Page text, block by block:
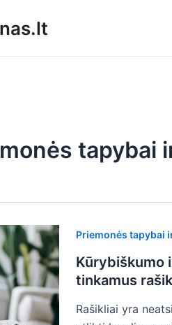
tapybai
Priemonės tapybai
Kūrybiškumo
tinkamus
Rašikliai yra